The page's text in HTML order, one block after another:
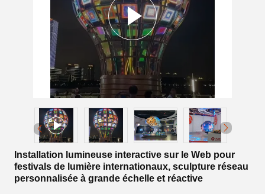
Installation lumineuse interactive sur le Web pour
festivals de lumière internationaux, sculpture réseau
personnalisée à grande échelle et réactive